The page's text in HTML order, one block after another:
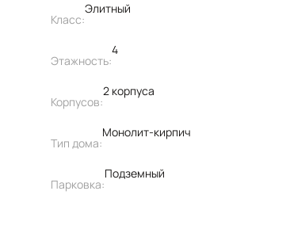
Класс:
Элитный
Этажность:
4
Корпусов:
2 корпуса
Тип дома:
Монолит-кирпич
Парковка:
Подземный